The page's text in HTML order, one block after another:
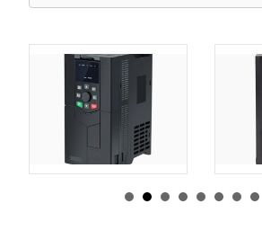
由admin |30 1 月,
由